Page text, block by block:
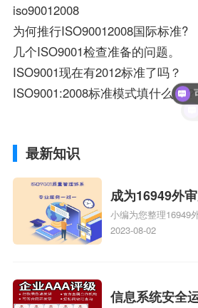
iso90012008
为何推行ISO90012008国际标准?
几个ISO9001检查准备的问题。
ISO9001现在有2012标准了吗？
ISO9001:2008标准模式填什么？？
最新知识
成为16949外
16949
小编为您整理16949
能成为注册的
2023-08-02
信息系统安全